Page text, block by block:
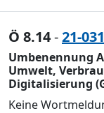
Ö 8.14-21-
Umbenennung
Umwelt,
Digitalisierung
Keine